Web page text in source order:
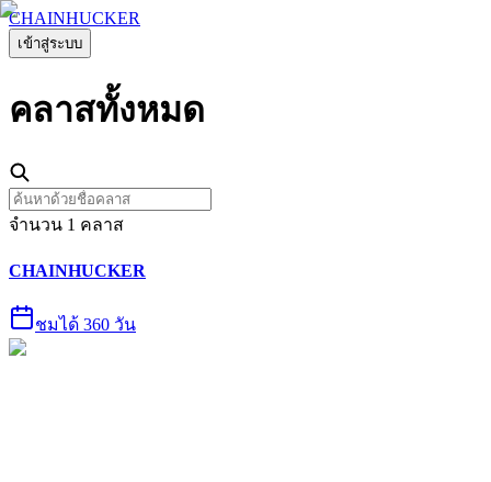
CHAINHUCKER
เข้าสู่ระบบ
คลาสทั้งหมด
จำนวน 1 คลาส
CHAINHUCKER
ชมได้ 360 วัน